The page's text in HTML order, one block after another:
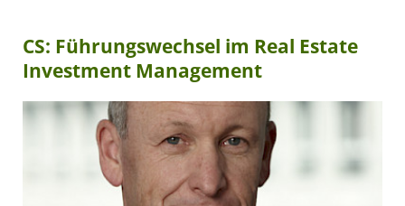
CS: Führungswechsel im Real Estate
Investment Management